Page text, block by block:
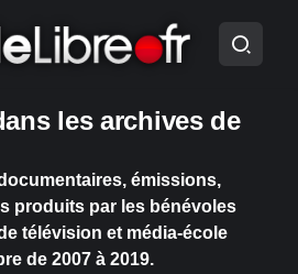
les archives de
émissions,
produits par les bénévoles
télévision et média-école
de 2007 à 2019.